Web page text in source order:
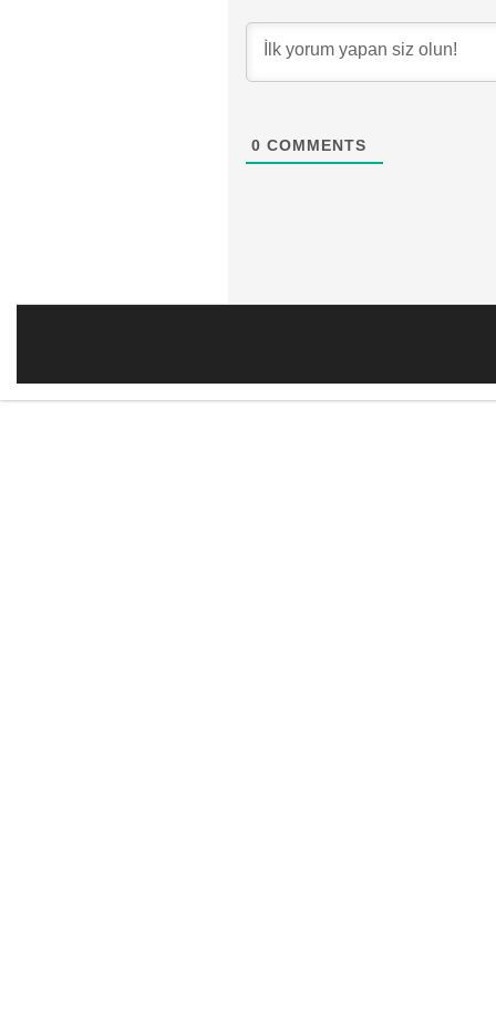
0 COMMENTS